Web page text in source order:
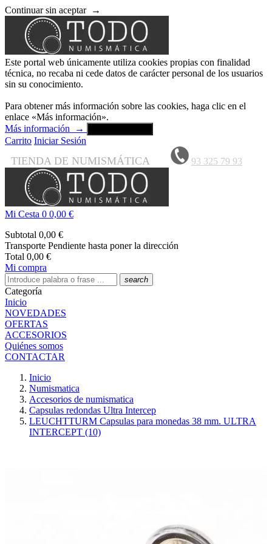
Continuar sin aceptar →
Este portal web únicamente utiliza cookies propias con finalidad
técnica, no recaba ni cede datos de carácter personal de los usuarios
sin su conocimiento.
Para obtener más información sobre las cookies, haga clic en el
enlace «Más información».
Más información
→
Carrito Iniciar Sesión
TIENDA DE NUMISMÁTICA 93 325 79 93
Mi Cesta 0 0,00 €
Subtotal 0,00 €
Transporte Pendiente hasta poner la dirección
Total 0,00 €
Mi compra
search
Categoría
Inicio
NOVEDADES
OFERTAS
ACCESORIOS
Quiénes somos
CONTACTAR
Inicio
Numismatica
Accesorios de numismatica
Capsulas redondas Ultra Intercep
LEUCHTTURM Capsulas para monedas 38 mm. ULTRA
INTERCEPT (10)